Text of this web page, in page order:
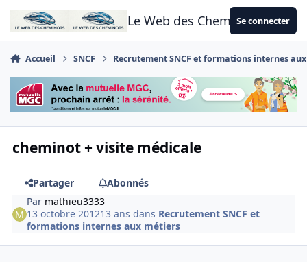
Aller au contenu
Le Web des CheminotsSe connecter
Accueil SNCF Recrutement SNCF et formations internes
cheminot + visite médicale
Partager
Abonnés
Par mathieu3333
13 octobre 201213 ans dans Recrutement SNCF et
formations internes aux métiers